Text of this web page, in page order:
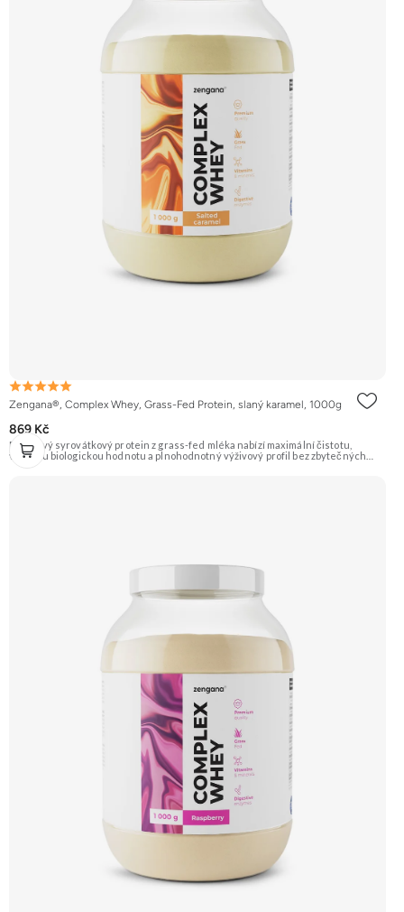
Zengana®, Complex Whey, Grass-Fed Protein, slaný karamel, 1000g
869 Kč
Prémiový syrovátkový protein z grass-fed mléka nabízí maximální čistotu,
vysokou biologickou hodnotu a plnohodnotný výživový profil bez zbytečných